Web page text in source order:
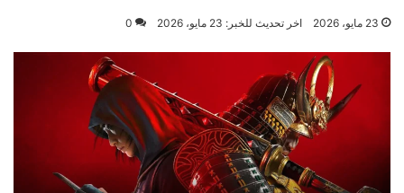
23 مايو، 2026 اخر تحديث للخبر: 23 مايو، 2026 0